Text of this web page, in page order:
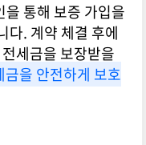
통해 보증 가입을
다. 계약 체결 후에
세금을 보장받을
을 안전하게 보호